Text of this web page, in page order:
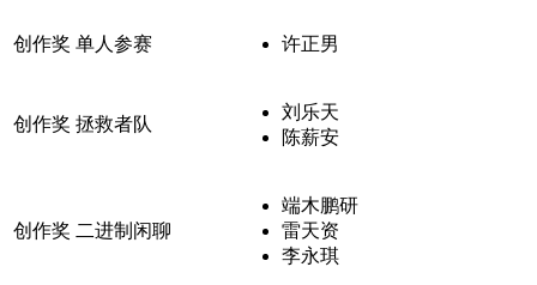
创作奖 单人参赛 许正男
创作奖 拯救者队
刘乐天
陈薪安
创作奖 二进制闲聊
端木鹏研
雷天资
李永琪